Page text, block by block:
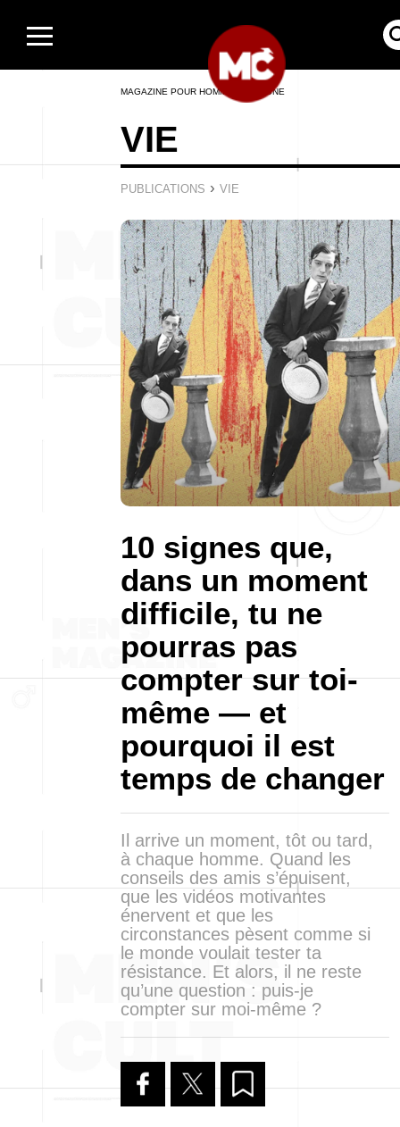
MAGAZINE POUR HOMMES EN LIGNE
VIE
PUBLICATIONS › VIE
10 signes que,
dans un moment
difficile, tu ne
pourras pas
compter sur toi-
même — et
pourquoi il est
temps de changer
Il arrive un moment, tôt ou tard,
à chaque homme. Quand les
conseils des amis s’épuisent,
que les vidéos motivantes
énervent et que les
circonstances pèsent comme si
le monde voulait tester ta
résistance. Et alors, il ne reste
qu’une question : puis-je
compter sur moi-même ?